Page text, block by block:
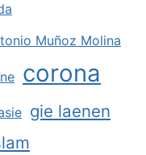
Muñoz Molina
corona
gie laenen